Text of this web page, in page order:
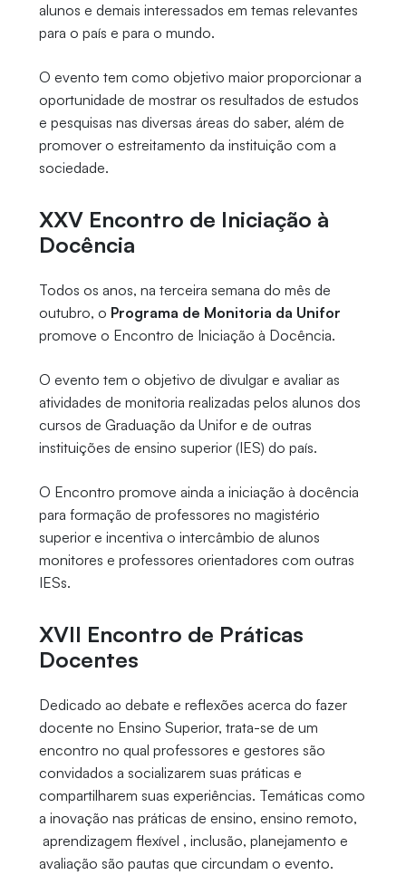
alunos e demais interessados em temas relevantes
para o país e para o mundo.
O evento tem como objetivo maior proporcionar a
oportunidade de mostrar os resultados de estudos
e pesquisas nas diversas áreas do saber, além de
promover o estreitamento da instituição com a
sociedade.
XXV Encontro de Iniciação à
Docência
Todos os anos, na terceira semana do mês de
outubro, o Programa de Monitoria da Unifor
promove o Encontro de Iniciação à Docência.
O evento tem o objetivo de divulgar e avaliar as
atividades de monitoria realizadas pelos alunos dos
cursos de Graduação da Unifor e de outras
instituições de ensino superior (IES) do país.
O Encontro promove ainda a iniciação à docência
para formação de professores no magistério
superior e incentiva o intercâmbio de alunos
monitores e professores orientadores com outras
IESs.
XVII Encontro de Práticas
Docentes
Dedicado ao debate e reflexões acerca do fazer
docente no Ensino Superior, trata-se de um
encontro no qual professores e gestores são
convidados a socializarem suas práticas e
compartilharem suas experiências. Temáticas como
a inovação nas práticas de ensino, ensino remoto,
aprendizagem flexível , inclusão, planejamento e
avaliação são pautas que circundam o evento.